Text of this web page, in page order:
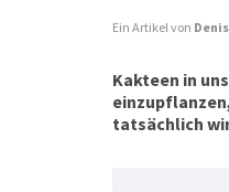
Ein Artikel von
Kakteen in
tatsächlich